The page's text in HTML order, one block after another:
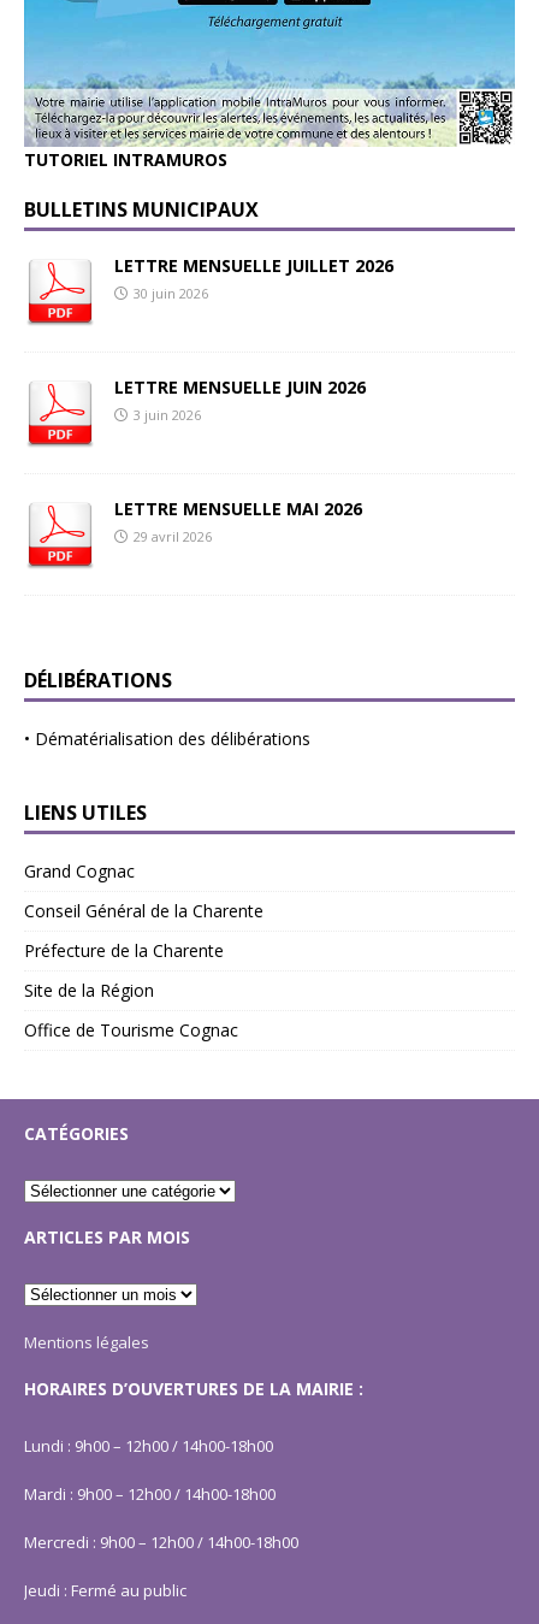
TUTORIEL INTRAMUROS
BULLETINS MUNICIPAUX
LETTRE MENSUELLE JUILLET 2026
30 juin 2026
LETTRE MENSUELLE JUIN 2026
3 juin 2026
LETTRE MENSUELLE MAI 2026
29 avril 2026
DÉLIBÉRATIONS
• Dématérialisation des délibérations
LIENS UTILES
Grand Cognac
Conseil Général de la Charente
Préfecture de la Charente
Site de la Région
Office de Tourisme Cognac
CATÉGORIES
ARTICLES PAR MOIS
Mentions légales
HORAIRES D’OUVERTURES DE LA MAIRIE :
Lundi : 9h00 – 12h00 / 14h00-18h00
Mardi : 9h00 – 12h00 / 14h00-18h00
Mercredi : 9h00 – 12h00 / 14h00-18h00
Jeudi : Fermé au public